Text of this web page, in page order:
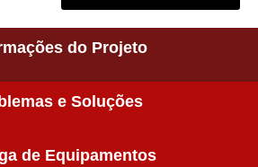
do Projeto
e Soluções
de Equipamentos